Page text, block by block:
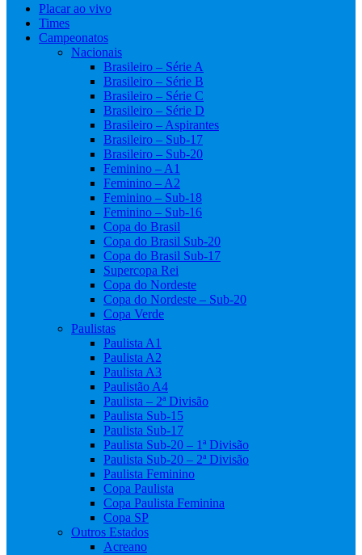
Placar ao vivo
Times
Campeonatos
Nacionais
Brasileiro – Série A
Brasileiro – Série B
Brasileiro – Série C
Brasileiro – Série D
Brasileiro – Aspirantes
Brasileiro – Sub-17
Brasileiro – Sub-20
Feminino – A1
Feminino – A2
Feminino – Sub-18
Feminino – Sub-16
Copa do Brasil
Copa do Brasil Sub-20
Copa do Brasil Sub-17
Supercopa Rei
Copa do Nordeste
Copa do Nordeste – Sub-20
Copa Verde
Paulistas
Paulista A1
Paulista A2
Paulista A3
Paulistão A4
Paulista – 2ª Divisão
Paulista Sub-15
Paulista Sub-17
Paulista Sub-20 – 1ª Divisão
Paulista Sub-20 – 2ª Divisão
Paulista Feminino
Copa Paulista
Copa Paulista Feminina
Copa SP
Outros Estados
Acreano